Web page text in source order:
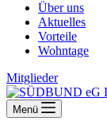
Über uns
Aktuelles
Vorteile
Wohntage
Mitglieder
Menü